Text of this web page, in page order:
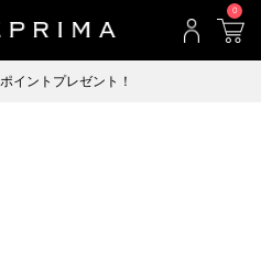
0
イントプレゼント！